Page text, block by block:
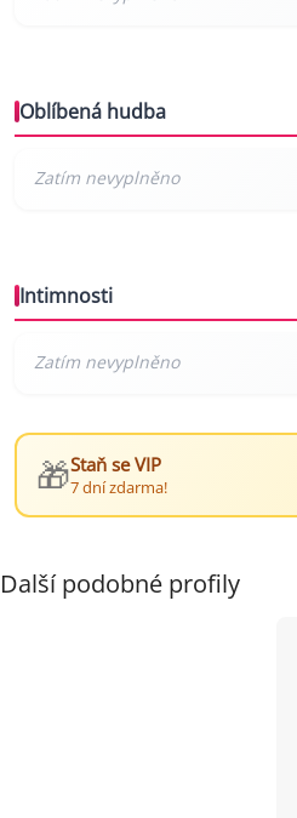
Oblíbená hudba
Intimnosti
🎁Staň se VIP
7 dní zdarma!
Další podobné profily